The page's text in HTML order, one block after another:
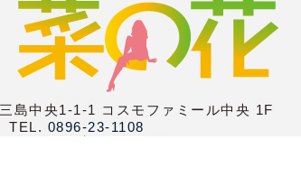
島中央1-1-1 コスモファミール中央 1F
TEL. 0896-23-1108